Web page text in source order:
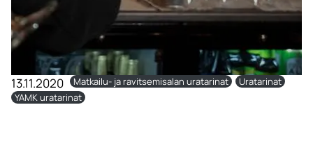
13.11.2020 Matkailu- ja ravitsemisalan uratarinat
Uratarinat
YAMK uratarinat